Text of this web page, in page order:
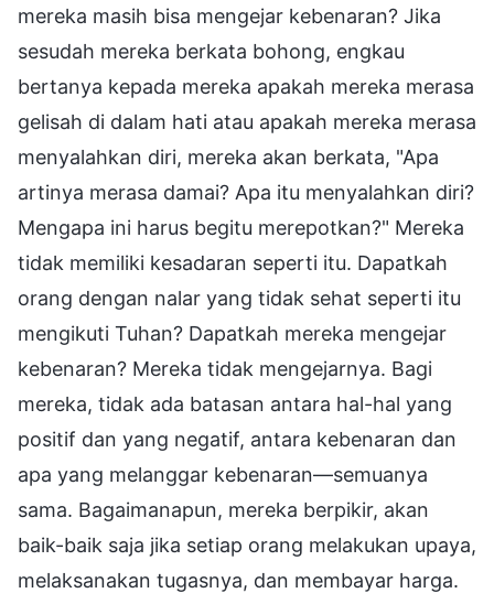
mereka masih bisa mengejar kebenaran? Jika
sesudah mereka berkata bohong, engkau
bertanya kepada mereka apakah mereka merasa
gelisah di dalam hati atau apakah mereka merasa
menyalahkan diri, mereka akan berkata, "Apa
artinya merasa damai? Apa itu menyalahkan diri?
Mengapa ini harus begitu merepotkan?" Mereka
tidak memiliki kesadaran seperti itu. Dapatkah
orang dengan nalar yang tidak sehat seperti itu
mengikuti Tuhan? Dapatkah mereka mengejar
kebenaran? Mereka tidak mengejarnya. Bagi
mereka, tidak ada batasan antara hal-hal yang
positif dan yang negatif, antara kebenaran dan
apa yang melanggar kebenaran—semuanya
sama. Bagaimanapun, mereka berpikir, akan
baik-baik saja jika setiap orang melakukan upaya,
melaksanakan tugasnya, dan membayar harga.